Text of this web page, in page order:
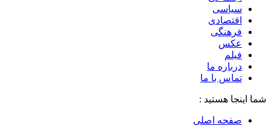
سیاسی
اقتصادی
فرهنگی
عکس
فیلم
درباره ما
تماس با ما
شما اینجا هستید :
صفحه اصلی